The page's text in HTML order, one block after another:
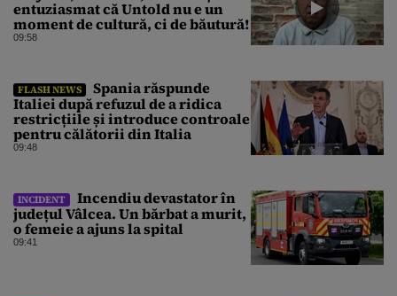
entuziasmat că Untold nu e un
moment de cultură, ci de băutură!
09:58
FLASH NEWS
Spania răspunde
Italiei după refuzul de a ridica
restricțiile și introduce controale
pentru călătorii din Italia
09:48
INCIDENT
Incendiu devastator în
județul Vâlcea. Un bărbat a murit,
o femeie a ajuns la spital
09:41